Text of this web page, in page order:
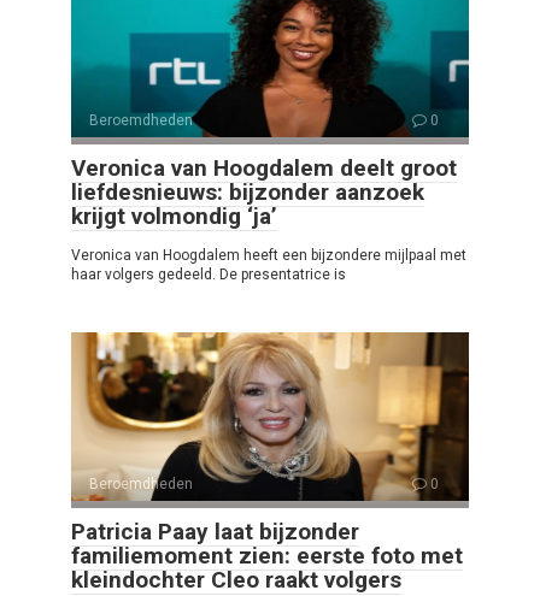
Beroemdheden 0
Veronica van Hoogdalem deelt groot
liefdesnieuws: bijzonder aanzoek
krijgt volmondig ‘ja’
Veronica van Hoogdalem heeft een bijzondere mijlpaal met
haar volgers gedeeld. De presentatrice is
Beroemdheden 0
Patricia Paay laat bijzonder
familiemoment zien: eerste foto met
kleindochter Cleo raakt volgers